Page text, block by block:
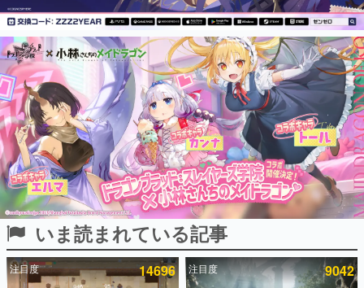
ピックアップ
電ファミのいま読まれている記事ランキング
アプリセール情報
インタビュー
連載・特集一覧
殿堂入り記事
SNS拡散数が数千以上！ ページビュー数万以上！ などな
ど。多くの人々に読まれた、電ファミ渾身の“殿堂入り”記
事をまとめました。
いま読まれている記事
注目度 14696 注目度 9042